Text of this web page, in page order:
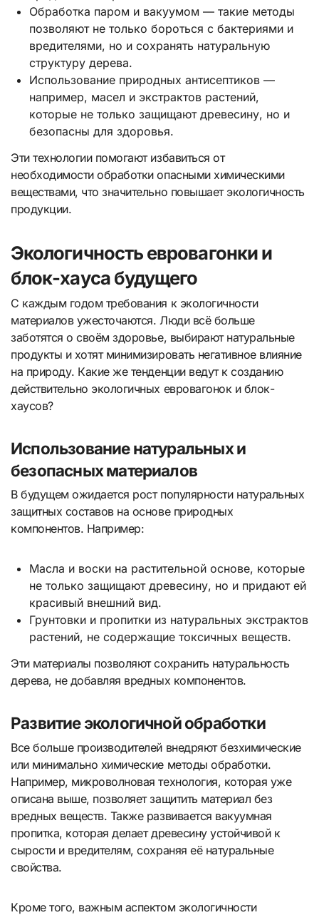
Обработка паром и вакуумом — такие методы
позволяют не только бороться с бактериями и
вредителями, но и сохранять натуральную
структуру дерева.
Использование природных антисептиков —
например, масел и экстрактов растений,
которые не только защищают древесину, но и
безопасны для здоровья.
Эти технологии помогают избавиться от
необходимости обработки опасными химическими
веществами, что значительно повышает экологичность
продукции.
Экологичность евровагонки и
блок-хауса будущего
С каждым годом требования к экологичности
материалов ужесточаются. Люди всё больше
заботятся о своём здоровье, выбирают натуральные
продукты и хотят минимизировать негативное влияние
на природу. Какие же тенденции ведут к созданию
действительно экологичных евровагонок и блок-
хаусов?
Использование натуральных и
безопасных материалов
В будущем ожидается рост популярности натуральных
защитных составов на основе природных
компонентов. Например:
Масла и воски на растительной основе, которые
не только защищают древесину, но и придают ей
красивый внешний вид.
Грунтовки и пропитки из натуральных экстрактов
растений, не содержащие токсичных веществ.
Эти материалы позволяют сохранить натуральность
дерева, не добавляя вредных компонентов.
Развитие экологичной обработки
Все больше производителей внедряют безхимические
или минимально химические методы обработки.
Например, микроволновая технология, которая уже
описана выше, позволяет защитить материал без
вредных веществ. Также развивается вакуумная
пропитка, которая делает древесину устойчивой к
сырости и вредителям, сохраняя её натуральные
свойства.
Кроме того, важным аспектом экологичности